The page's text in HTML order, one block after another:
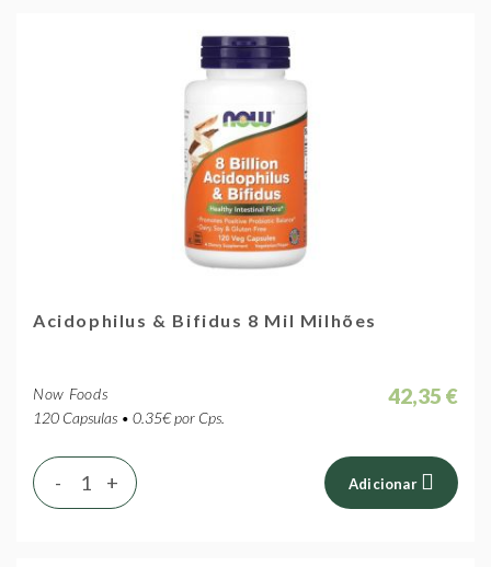
Acidophilus & Bifidus 8 Mil Milhões
Now Foods
120 Capsulas • 0.35€ por Cps.
42,35 €
+
- Adicionar